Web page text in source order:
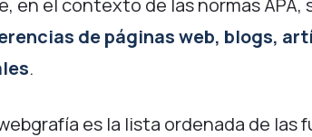
en el contexto de las normas APA,
de páginas web, blogs,
.
es la lista ordenada de